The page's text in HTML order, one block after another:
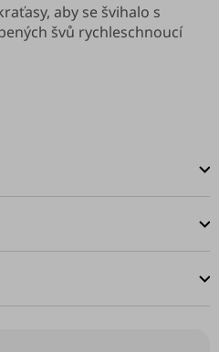
aby se švihalo s
švů rychleschnoucí